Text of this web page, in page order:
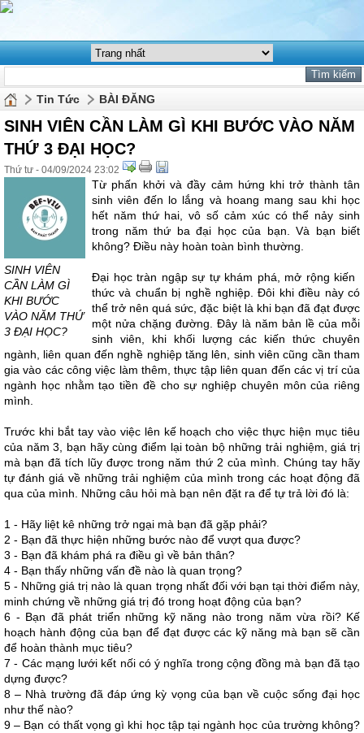
Tin Tức BÀI ĐĂNG
SINH VIÊN CẦN LÀM GÌ KHI BƯỚC VÀO NĂM
THỨ 3 ĐẠI HỌC?
Thứ tư - 04/09/2024 23:02
SINH VIÊN
CẦN LÀM GÌ
KHI BƯỚC
VÀO NĂM THỨ
3 ĐẠI HỌC?
Từ phấn khởi và đầy cảm hứng khi trở thành tân
sinh viên đến lo lắng và hoang mang sau khi học
hết năm thứ hai, vô số cảm xúc có thể nảy sinh
trong năm thứ ba đại học của bạn. Và bạn biết
không? Điều này hoàn toàn bình thường.
Đại học tràn ngập sự tự khám phá, mở rộng kiến ​​
thức và chuẩn bị nghề nghiệp. Đôi khi điều này có
thể trở nên quá sức, đặc biệt là khi bạn đã đạt được
một nửa chặng đường. Đây là năm bản lề của mỗi
sinh viên, khi khối lượng các kiến thức chuyên
ngành, liên quan đến nghề nghiệp tăng lên, sinh viên cũng cần tham
gia vào các công việc làm thêm, thực tập liên quan đến các vị trí của
ngành học nhằm tạo tiền đề cho sự nghiệp chuyên môn của riêng
mình.
Trước khi bắt tay vào việc lên kế hoạch cho việc thực hiện mục tiêu
của năm 3, bạn hãy cùng điểm lại toàn bộ những trải nghiệm, giá trị
mà bạn đã tích lũy được trong năm thứ 2 của mình. Chúng tay hãy
tự đánh giá về những trải nghiệm của mình trong các hoạt động đã
qua của mình. Những câu hỏi mà bạn nên đặt ra để tự trả lời đó là:
1 - Hãy liệt kê những trở ngại mà bạn đã gặp phải?
2 - Bạn đã thực hiện những bước nào để vượt qua được?
3 - Bạn đã khám phá ra điều gì về bản thân?
4 - Bạn thấy những vấn đề nào là quan trọng?
5 - Những giá trị nào là quan trọng nhất đối với bạn tại thời điểm này,
minh chứng về những giá trị đó trong hoạt động của bạn?
6 - Bạn đã phát triển những kỹ năng nào trong năm vừa rồi? Kế
hoạch hành động của bạn để đạt được các kỹ năng mà bạn sẽ cần
để hoàn thành mục tiêu?
7 - Các mạng lưới kết nối có ý nghĩa trong cộng đồng mà bạn đã tạo
dựng được?
8 – Nhà trường đã đáp ứng kỳ vọng của bạn về cuộc sống đại học
như thế nào?
9 – Bạn có thất vọng gì khi học tập tại ngành học của trường không?